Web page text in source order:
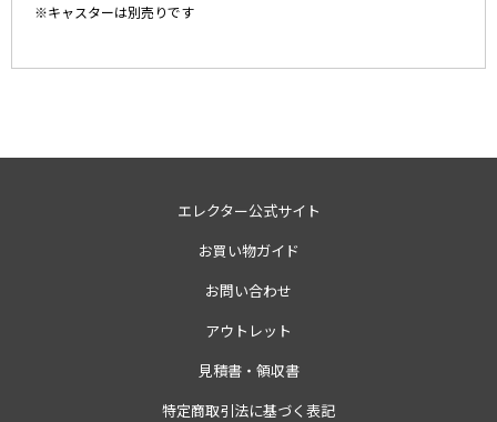
※キャスターは別売りです
エレクター公式サイト
お買い物ガイド
お問い合わせ
アウトレット
見積書・領収書
特定商取引法に基づく表記